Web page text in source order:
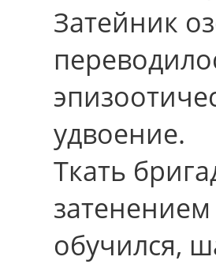
Затейник
удвоение.
Ткать
обучился,